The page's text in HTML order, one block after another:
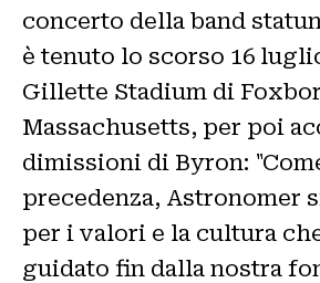
concerto della band
è tenuto lo scorso 16
Gillette Stadium di
Massachusetts, per poi
dimissioni di Byron:
precedenza, Astronomer
per i valori e la cultura
guidato fin dalla nostra